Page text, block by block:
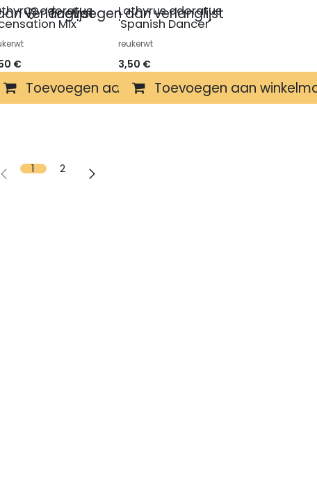
odoratus
Mix'
€
Toevoegen aan winkelmandje
verlanglijst
Lathyrus odoratus
'Spanish Dancer'
reukerwt
3,50 €
Toevoegen aan
Toevoegen aan verlanglijst
1 2